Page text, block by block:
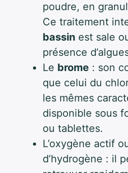
poudre, en
Ce traitement
bassin est sale
présence
Le brome : son
que celui du
les mêmes
disponible sous
ou tablettes.
L’oxygène actif
d’hydrogène : il